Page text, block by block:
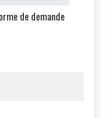
de demande